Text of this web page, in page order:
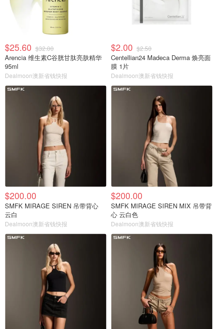
$25.60 $32.00
Arencia 维生素C谷胱甘肽亮肤精华
95ml
Dealmoon澳新省钱快报
$2.00 $2.50
Centellian24 Madeca Derma 焕亮面
膜 1片
Dealmoon澳新省钱快报
$200.00
SMFK MIRAGE SIREN 吊带背心
云白
Dealmoon澳新省钱快报
$200.00
SMFK MIRAGE SIREN MIX 吊带背
心 云白色
Dealmoon澳新省钱快报